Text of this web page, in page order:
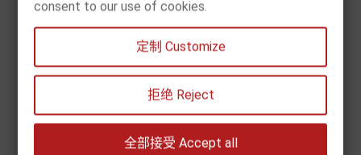
[现货] 英国幼儿经典主题贴纸书（4册）
价
格
€ 25.90
 
consent to our use of cookies.
定制 Customize
拒绝 Reject
全部接受 Accept all